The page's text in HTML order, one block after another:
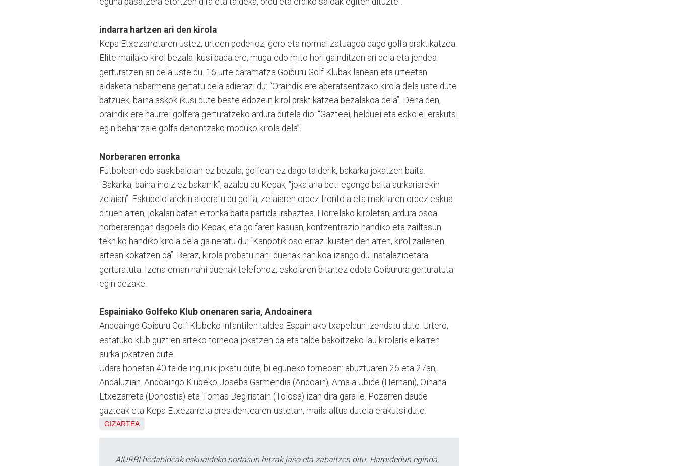
indarra hartzen ari den kirola
Kepa Etxezarretaren ustez, urteen poderioz, gero eta normalizatuagoa dago golfa praktikatzea.
Elite mailako kirol bezala ikusi bada ere, muga edo mito hori gainditzen ari dela eta jendea
gerturatzen ari dela uste du. 16 urte daramatza Goiburu Golf Klubak lanean eta urteetan
aldaketa nabarmena gertatu dela adierazi du: “Oraindik ere aberatsentzako kirola dela uste dute
batzuek, baina askok ikusi dute beste edozein kirol praktikatzea bezalakoa dela”. Dena den,
oraindik ere haurrei golfera gerturatzeko ardura dutela dio: “Gazteei, helduei eta eskolei erakutsi
egin behar zaie golfa denontzako moduko kirola dela”.
Norberaren erronka
Futbolean edo saskibaloian ez bezala, golfean ez dago talderik, bakarka jokatzen baita.
“Bakarka, baina inoiz ez bakarrik”, azaldu du Kepak, “jokalaria beti egongo baita aurkariarekin
zelaian”. Eskupelotarekin alderatu du golfa, zelaiaren ordez frontoia eta makilaren ordez eskua
dituen arren, jokalari baten erronka baita partida irabaztea. Horrelako kiroletan, ardura osoa
norberarengan dagoela dio Kepak, eta golfaren kasuan, kontzentrazio handiko eta zailtasun
tekniko handiko kirola dela gaineratu du: “Kanpotik oso erraz ikusten den arren, kirol zailenen
artean kokatzen da”. Beraz, kirola probatu nahi duenak nahikoa izango du instalazioetara
gerturatuta. Izena eman nahi duenak telefonoz, eskolaren bitartez edota Goiburura gerturatuta
egin dezake.
Espainiako Golfeko Klub onenaren saria, Andoainera
Andoaingo Goiburu Golf Klubeko infantilen taldea Espainiako txapeldun izendatu dute. Urtero,
estatuko klub guztien arteko torneoa jokatzen da eta talde bakoitzeko lau kirolarik elkarren
aurka jokatzen dute.
Udara honetan 40 talde inguruk jokatu dute, bi eguneko torneoan: abuztuaren 26 eta 27an,
Andaluzian. Andoaingo Klubeko Joseba Garmendia (Andoain), Amaia Ubide (Hernani), Oihana
Etxezarreta (Donostia) eta Tomas Begiristain (Tolosa) izan dira garaile. Pozarren daude
gazteak eta Kepa Etxezarreta presidentearen ustetan, maila altua dutela erakutsi dute.
GIZARTEA
AIURRI hedabideak eskualdeko nortasun hitzak jaso eta zabaltzen ditu. Harpidedun eginda,